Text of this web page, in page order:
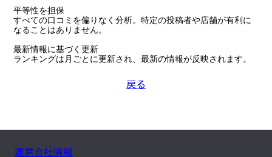
平等性を担保
すべての口コミを偏りなく分析。特定の投稿者や店舗が有利に
なることはありません。
最新情報に基づく更新
ランキングは月ごとに更新され、最新の情報が反映されます。
戻る
運営会社情報